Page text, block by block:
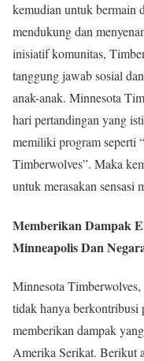
kemudian untuk bermain
mendukung dan
inisiatif komunitas,
tanggung jawab sosial
anak-anak. Minnesota
hari pertandingan yang
memiliki program seperti
Timberwolves”. Maka
untuk merasakan sensasi
Memberikan Dampak
Minneapolis Dan
Minnesota
tidak hanya berkontribusi
memberikan dampak
Amerika Serikat. Berikut